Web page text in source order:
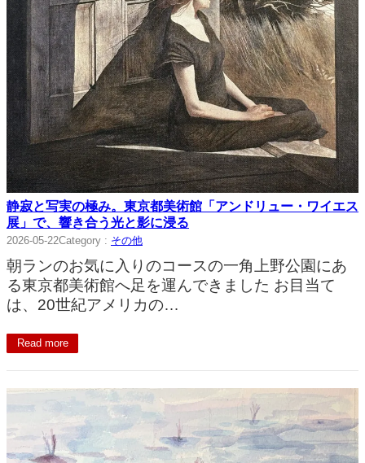
静寂と写実の極み。東京都美術館「アンドリュー・ワイエス
展」で、響き合う光と影に浸る
2026-05-22Category : その他
朝ランのお気に入りのコースの一角上野公園にあ
る東京都美術館へ足を運んできました お目当て
は、20世紀アメリカの…
Read more